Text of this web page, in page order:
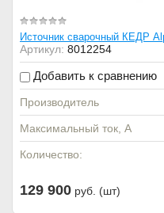
Источник сварочный КЕДР
Артикул: 8012254
Добавить к сравнению
Производитель
Максимальный ток, А
Количество:
129 900 руб. (шт)